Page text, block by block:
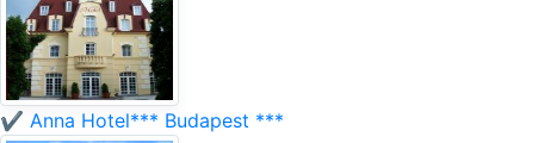
✔️ Anna Hotel*** Budapest ***